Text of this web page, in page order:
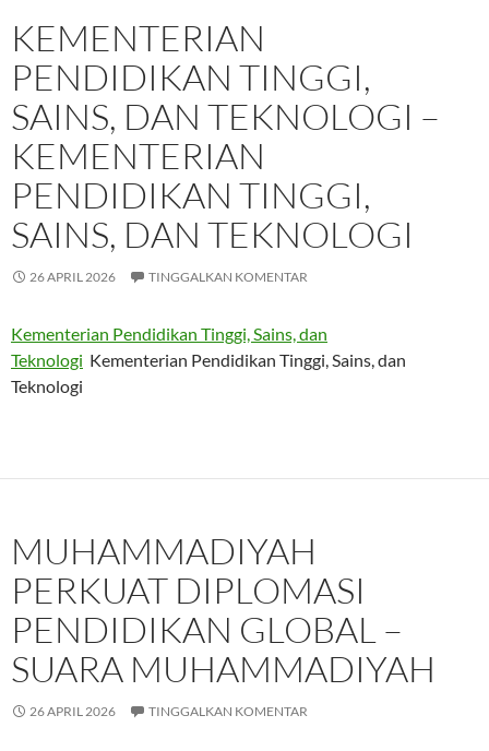
KEMENTERIAN
PENDIDIKAN TINGGI,
SAINS, DAN TEKNOLOGI –
KEMENTERIAN
PENDIDIKAN TINGGI,
SAINS, DAN TEKNOLOGI
26 APRIL 2026 TINGGALKAN KOMENTAR
Kementerian Pendidikan Tinggi, Sains, dan
Teknologi Kementerian Pendidikan Tinggi, Sains, dan
Teknologi
MUHAMMADIYAH
PERKUAT DIPLOMASI
PENDIDIKAN GLOBAL –
SUARA MUHAMMADIYAH
26 APRIL 2026 TINGGALKAN KOMENTAR